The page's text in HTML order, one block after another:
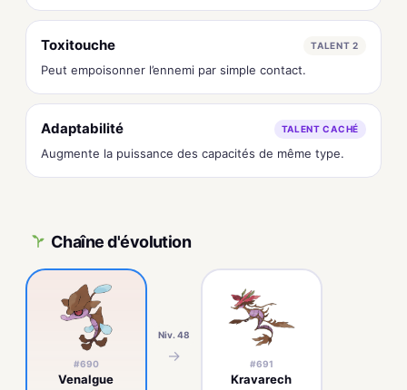
Toxitouche TALENT 2
Peut empoisonner l’ennemi par simple contact.
Adaptabilité TALENT CACHÉ
Augmente la puissance des capacités de même type.
Chaîne d'évolution
#690
Venalgue
Niv. 48
→ #691
Kravarech